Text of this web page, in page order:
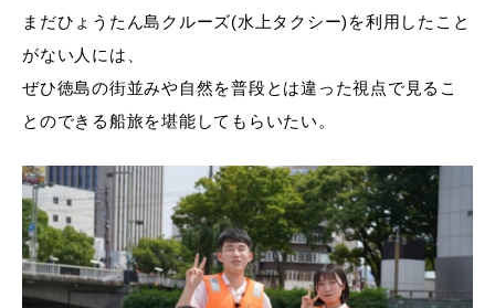
まだひょうたん島クルーズ(水上タクシー)を利用したこと
がない人には、
ぜひ徳島の街並みや自然を普段とは違った視点で見るこ
とのできる船旅を堪能してもらいたい。